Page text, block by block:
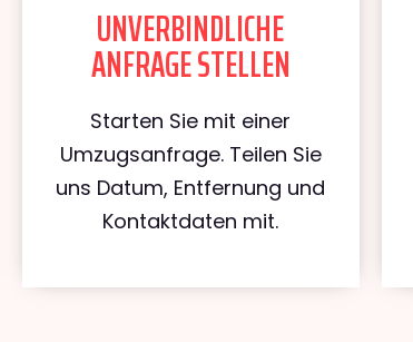
UNVERBINDLICHE
ANFRAGE STELLEN
Starten Sie mit einer
Umzugsanfrage. Teilen Sie
uns Datum, Entfernung und
Kontaktdaten mit.